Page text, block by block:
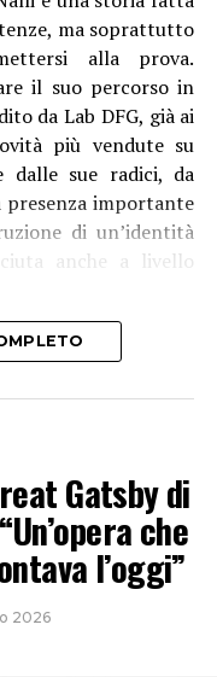
produttive, Vittorio
Giannetti.
la paratoia “è
il comprensorio,
del corso d’acqua
Il direttore del
ringraziamento
lavorato con
il risultato di
ma soprattutto
alla prova.
il suo percorso in
da Lab DFG, già ai
più vendute su
dalle sue radici, da
presenza importante
di un’identità
anche a livello
il piacere di parlare
Gatsby di
che
l’oggi”
2026